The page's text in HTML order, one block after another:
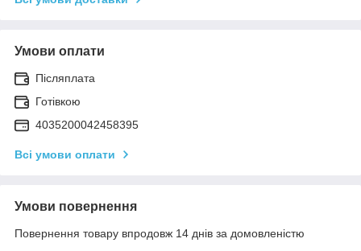
Умови оплати
Післяплата
Готівкою
4035200042458395
Всі умови оплати
Умови повернення
Повернення товару впродовж 14 днів за домовленістю